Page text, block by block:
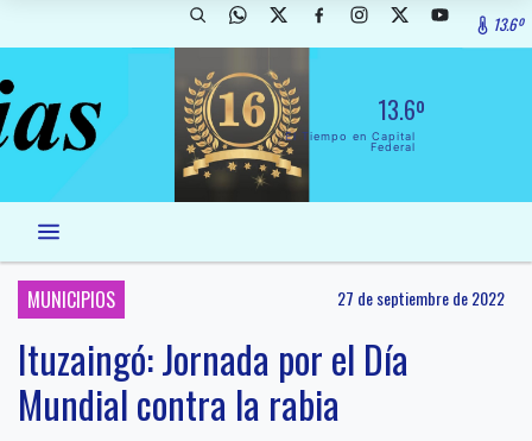
13.6º
13.6º
El Tiempo en Capital
Federal
MUNICIPIOS 27 de septiembre de 2022
Ituzaingó: Jornada por el Día
Mundial contra la rabia